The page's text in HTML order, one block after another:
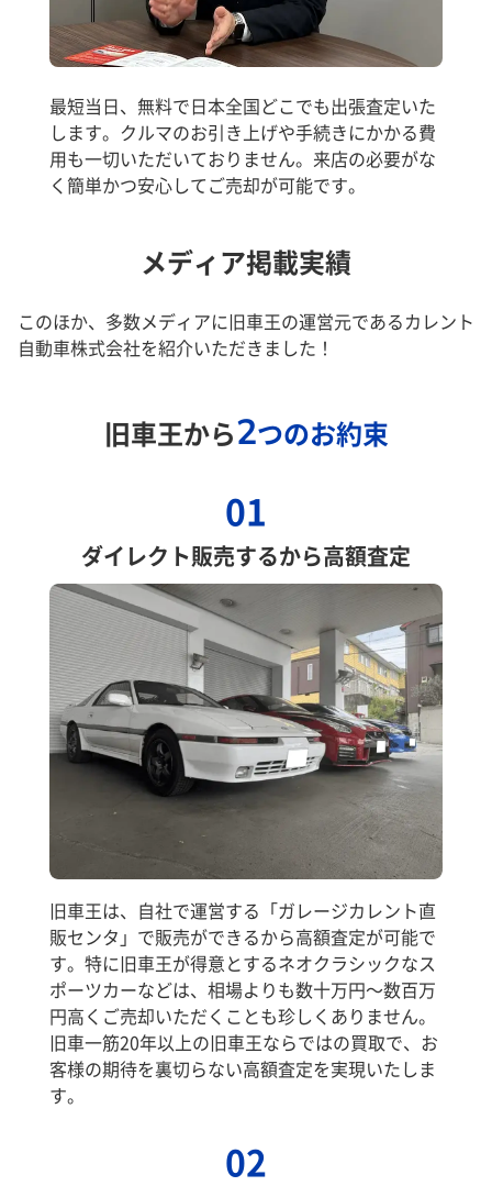
最短当日、無料で日本全国どこでも出張査定いた
します。クルマのお引き上げや手続きにかかる費
用も一切いただいておりません。来店の必要がな
く簡単かつ安心してご売却が可能です。
メディア掲載実績
このほか、多数メディアに旧車王の運営元であるカレント
自動車株式会社を紹介いただきました！
旧車王から2つのお約束
01
ダイレクト販売するから高額査定
旧車王は、自社で運営する「ガレージカレント直
販センタ」で販売ができるから高額査定が可能で
す。特に旧車王が得意とするネオクラシックなス
ポーツカーなどは、相場よりも数十万円～数百万
円高くご売却いただくことも珍しくありません。
旧車一筋20年以上の旧車王ならではの買取で、お
客様の期待を裏切らない高額査定を実現いたしま
す。
02